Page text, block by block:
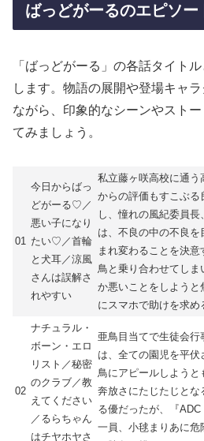
ばっどがーるのエピソー
「ばっどがーる」の各話タイト
します。物語の展開や登場キャ
ながら、印象的なシーンやスト
てみましょう。
01
今日からばっ
どがーる♡／
悪い子になり
たい♡／首輪
と犬耳／涼風
さんは誤解さ
れやすい
私立藤ヶ咲高校に通う
からの評価もすこぶ
し、憧れの風紀委員
は、不良の中の不良
まれ変わることを決
鳥と乗り合わせてし
か悪いことをしよう
にスマホで助けを求め
02
ナチュラル・
ボーン・エロ
リスト／秘密
のクラブ／教
えてください
／るらちゃん
はチヤホヤさ
亜鳥目当てで生徒会
は、全ての園児を平
鳥にアピールしよう
奔放さにたじたじと
る優だったが、『
一員、小毬まりあに危